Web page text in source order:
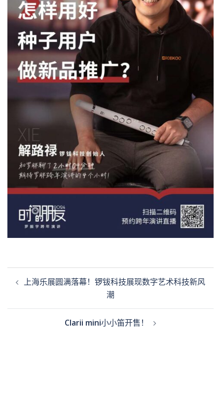
Post上海乐展圆满落幕！锣钹科技展现数字艺术科技新风
潮
Clarii mini小小笛开售！